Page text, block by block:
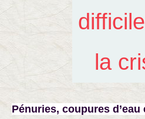
la
Pénuries, coupures